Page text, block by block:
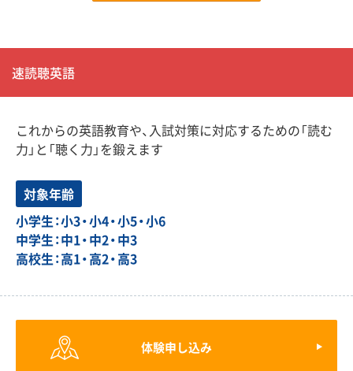
速読聴英語
これからの英語教育や、入試対策に対応するための「読む
力」と「聴く力」を鍛えます
対象年齢
小学生：小3・小4・小5・小6
中学生：中1・中2・中3
高校生：高1・高2・高3
体験申し込み